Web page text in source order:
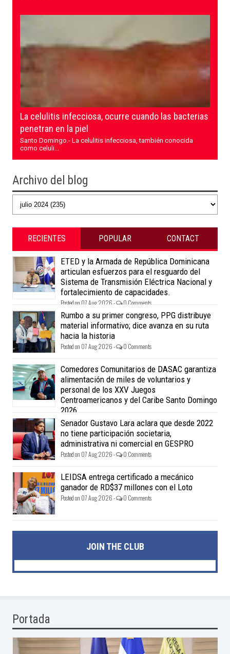
La celulitis infecciosa, ocurre cuando las bacterias
penetran en la piel
Santo Domingo.- La celulitis infecciosa, también conocida
como celuli...
Archivo del blog
RECIENTES POPULAR CONTACT
ETED y la Armada de República Dominicana
articulan esfuerzos para el resguardo del
Sistema de Transmisión Eléctrica Nacional y
fortalecimiento de capacidades.
Posted on 07 Aug 2026 - 0 Comments
Rumbo a su primer congreso, PPG distribuye
material informativo; dice avanza en su ruta
hacia la historia
Posted on 07 Aug 2026 - 0 Comments
Comedores Comunitarios de DASAC garantiza
alimentación de miles de voluntarios y
personal de los XXV Juegos
Centroamericanos y del Caribe Santo Domingo
2026
Posted on 07 Aug 2026 - 0 Comments
Senador Gustavo Lara aclara que desde 2022
no tiene participación societaria,
administrativa ni comercial en GESPRO
Posted on 07 Aug 2026 - 0 Comments
LEIDSA entrega certificado a mecánico
ganador de RD$37 millones con el Loto
Posted on 07 Aug 2026 - 0 Comments
JOIN THE CLUB
Portada